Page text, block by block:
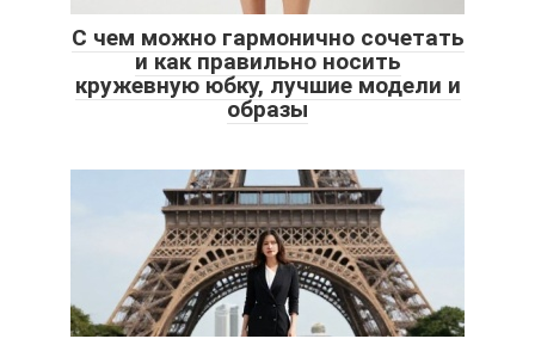
С чем можно гармонично сочетать
и как правильно носить
кружевную юбку, лучшие модели и
образы